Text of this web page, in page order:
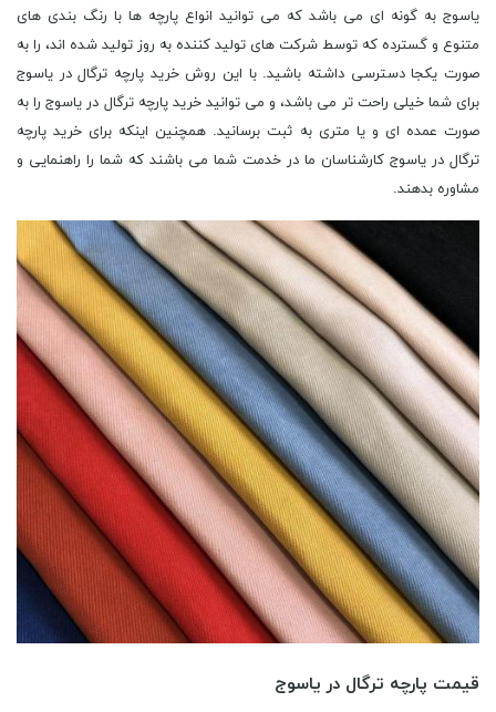
یاسوج به گونه ای می باشد که می توانید انواع پارچه ها با رنگ بندی های
متنوع و گسترده که توسط شرکت های تولید کننده به روز تولید شده اند، را به
صورت یکجا دسترسی داشته باشید. با این روش خرید پارچه ترگال در یاسوج
برای شما خیلی راحت تر می باشد، و می توانید خرید پارچه ترگال در یاسوج را به
صورت عمده ای و یا متری به ثبت برسانید. همچنین اینکه برای خرید پارچه
ترگال در یاسوج کارشناسان ما در خدمت شما می باشند که شما را راهنمایی و
مشاوره بدهند.
قیمت پارچه ترگال در یاسوج